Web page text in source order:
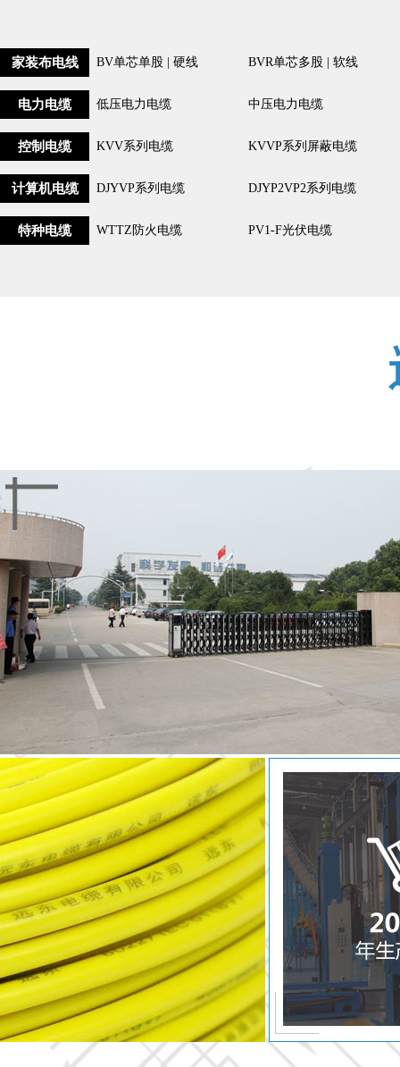
家装布电线 BV单芯单股 | 硬线 BVR单芯多股 | 软线
电力电缆 低压电力电缆 中压电力电缆
控制电缆 KVV系列电缆 KVVP系列屏蔽电缆
计算机电缆 DJYVP系列电缆 DJYP2VP2系列电缆
特种电缆 WTTZ防火电缆 PV1-F光伏电缆